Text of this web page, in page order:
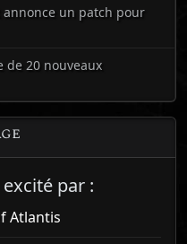
annonce un patch pour
de 20 nouveaux
par :
Atlantis